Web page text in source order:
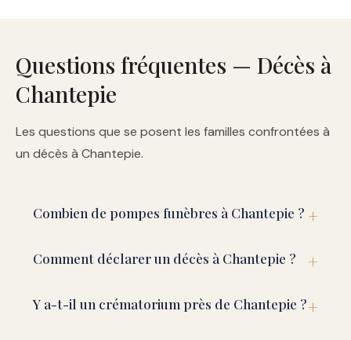
Questions fréquentes — Décès à
Chantepie
Les questions que se posent les familles confrontées à
un décès à Chantepie.
Combien de pompes funèbres à Chantepie ?
Comment déclarer un décès à Chantepie ?
Y a-t-il un crématorium près de Chantepie ?